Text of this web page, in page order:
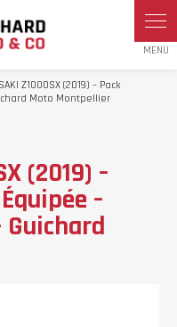
Z1000SX (2019) – Pack
Moto Montpellier
(2019) –
–
Guichard